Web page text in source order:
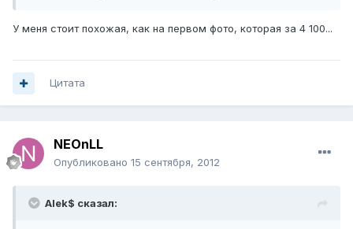
У меня стоит похожая, как на первом фото, которая за 4 100...
Цитата
NEOnLL
Опубликовано 15 сентября, 2012
Alek$ сказал: